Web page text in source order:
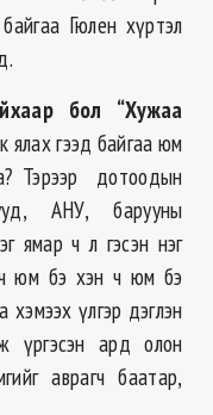
Гюлен хүртэл
бол “Хужаа
ялах гээд байгаа юм
Тэрээр дотоодын
АНУ, барууны
ямар ч л гэсэн нэг
ч юм бэ хэн ч юм бэ
үлгэр дэглэн
үргэсэн ард олон
аврагч баатар,